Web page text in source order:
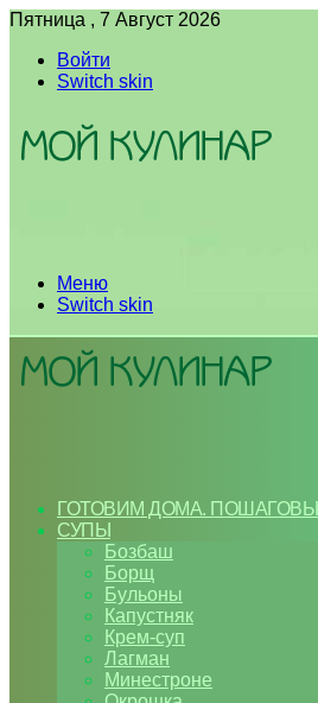
Пятница , 7 Август 2026
Войти
Switch skin
Меню
Switch skin
ГОТОВИМ ДОМА.
СУПЫ
Бозбаш
Борщ
Бульоны
Капустняк
Крем-суп
Лагман
Минестроне